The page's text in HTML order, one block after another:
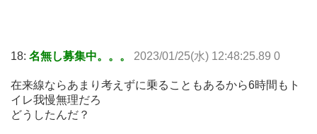
18: 名無し募集中。。。 2023/01/25(水) 12:48:25.89 0
在来線ならあまり考えずに乗ることもあるから6時間もト
イレ我慢無理だろ
どうしたんだ？